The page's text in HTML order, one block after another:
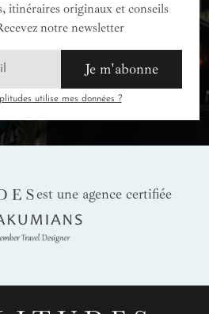
itinéraires originaux et conseils
notre newsletter
Je m'abonne
utilise mes données ?
est une agence certifiée
Takumians